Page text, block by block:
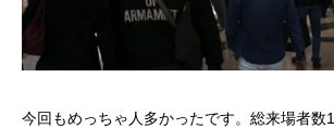
今回もめっちゃ人多かったです。総来場者数